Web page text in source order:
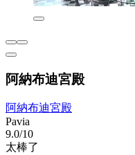
阿納布迪宮殿
阿納布迪宮殿
Pavia
9.0/10
太棒了